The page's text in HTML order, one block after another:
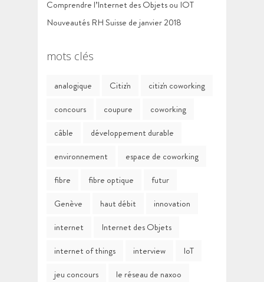
Comprendre l’Internet des Objets ou IOT
Nouveautés RH Suisse de janvier 2018
mots clés
analogique Citiz'n
citiz'n coworking
concours
coupure
coworking
câble
développement durable
environnement
espace de coworking
fibre
fibre optique
futur
Genève
haut débit
innovation
internet
Internet des Objets
internet of things
interview
IoT
jeu concours
le réseau de naxoo